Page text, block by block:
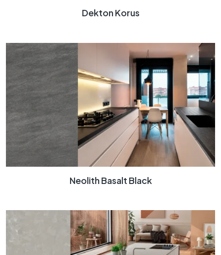
Dekton Korus
Neolith Basalt Black